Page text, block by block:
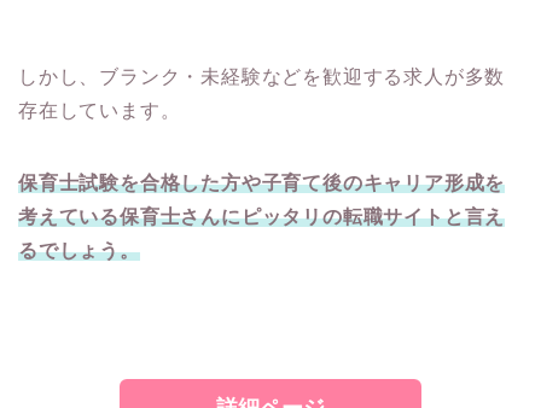
しかし、ブランク・未経験などを歓迎する求人が多数
存在しています。
保育士試験を合格した方や子育て後のキャリア形成を
考えている保育士さんにピッタリの転職サイトと言え
るでしょう。